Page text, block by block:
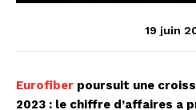
19 juin
Eurofiber poursuit une
2023 : le chiffre d’affaires a